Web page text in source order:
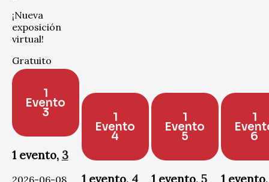
¡Nueva
exposición
virtual!
Gratuito
1
Evento
3
1 evento, 3
2026-06-08
1
Evento
4
1 evento, 4
1
Evento
5
1 evento, 5
1
6
1